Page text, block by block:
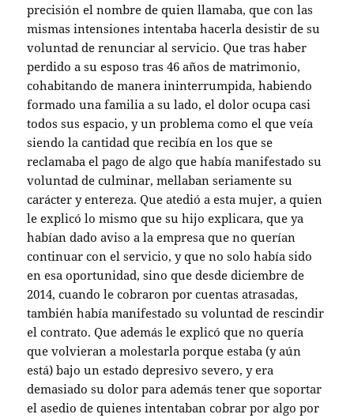
precisión el nombre de quien llamaba, que con las
mismas intensiones intentaba hacerla desistir de su
voluntad de renunciar al servicio. Que tras haber
perdido a su esposo tras 46 años de matrimonio,
cohabitando de manera ininterrumpida, habiendo
formado una familia a su lado, el dolor ocupa casi
todos sus espacio, y un problema como el que veía
siendo la cantidad que recibía en los que se
reclamaba el pago de algo que había manifestado su
voluntad de culminar, mellaban seriamente su
carácter y entereza. Que atedió a esta mujer, a quien
le explicó lo mismo que su hijo explicara, que ya
habían dado aviso a la empresa que no querían
continuar con el servicio, y que no solo había sido
en esa oportunidad, sino que desde diciembre de
2014, cuando le cobraron por cuentas atrasadas,
también había manifestado su voluntad de rescindir
el contrato. Que además le explicó que no quería
que volvieran a molestarla porque estaba (y aún
está) bajo un estado depresivo severo, y era
demasiado su dolor para además tener que soportar
el asedio de quienes intentaban cobrar por algo por